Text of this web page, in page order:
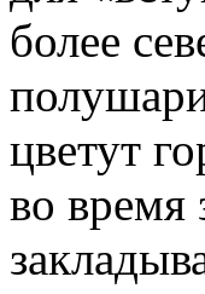
более
цветут
во время